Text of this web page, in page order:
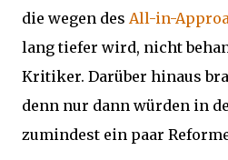
die wegen des All-in-
lang tiefer wird, nicht
Kritiker. Darüber hinaus
denn nur dann würden in
zumindest ein paar